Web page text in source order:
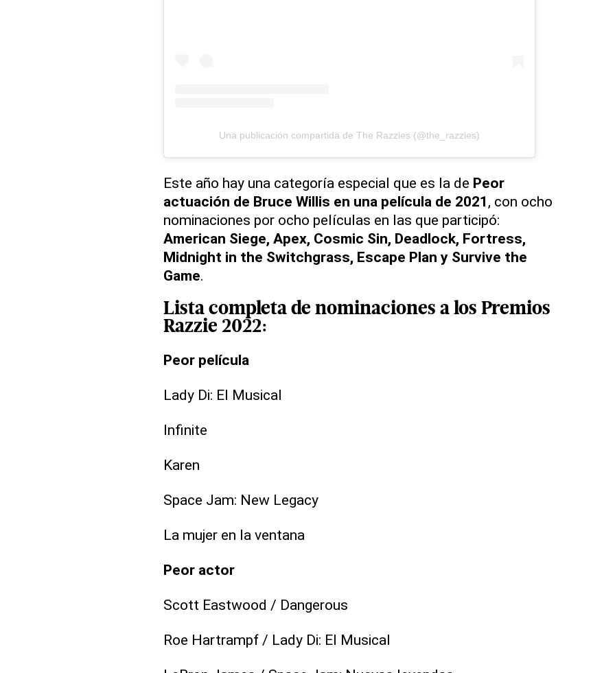
Una publicación compartida de The Razzies (@the_razzies)
Este año hay una categoría especial que es la de Peor
actuación de Bruce Willis en una película de 2021 , con ocho
nominaciones por ocho películas en las que participó:
American Siege, Apex, Cosmic Sin, Deadlock, Fortress,
Midnight in the Switchgrass, Escape Plan y Survive the
Game.
Lista completa de nominaciones a los Premios
Razzie 2022:
Peor película
Lady Di: El Musical
Infinite
Karen
Space Jam: New Legacy
La mujer en la ventana
Peor actor
Scott Eastwood / Dangerous
Roe Hartrampf / Lady Di: El Musical